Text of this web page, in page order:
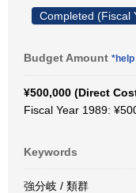
Completed (Fiscal
Budget Amount *help
¥500,000 (Direct
Fiscal Year 1989:
Keywords
強分岐 / 類群